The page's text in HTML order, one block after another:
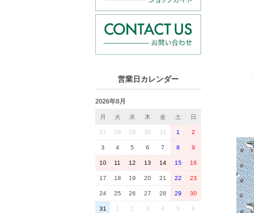
営業日カレンダー
2026年8月
月 火 水 木 金 土 日
27 28 29 30 31 1 2
3 4 5 6 7 8 9
10 11 12 13 14 15 16
17 18 19 20 21 22 23
24 25 26 27 28 29 30
31 1 2 3 4 5 6